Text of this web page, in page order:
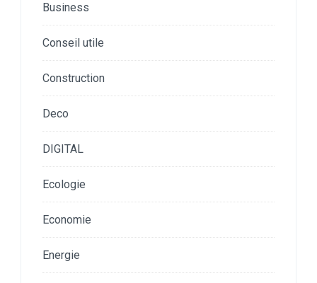
Business
Conseil utile
Construction
Deco
DIGITAL
Ecologie
Economie
Energie